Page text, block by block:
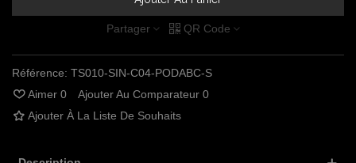
Partager QR Code
Référence: TS010-SIN-C04-PODABC-S
Aimer 0 Ajouter Au Comparateur 0
Ajouter À La Liste De Souhaits